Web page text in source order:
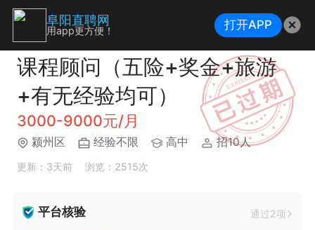
课程顾问（五险+奖金+旅游
+有无经验均可）
3000-9000元/月
颍州区 经验不限 高中 招10人
更新：3天前 浏览：2515次
平台核验 通过2项
阜阳直聘网
用app更方便！ 打开APP